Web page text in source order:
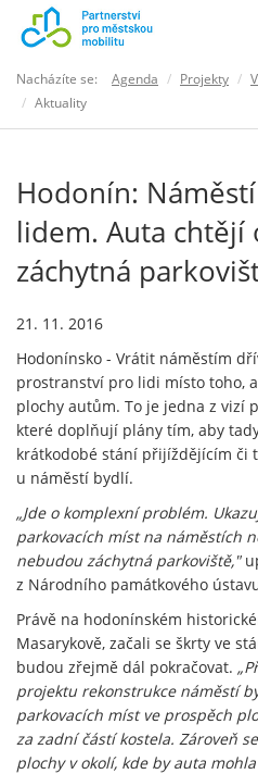
Nacházíte se: Agenda Projekty
Aktuality
Hodonín:
lidem. Auta chtějí
záchytná
21. 11. 2016
Hodonínsko - Vrátit náměstím
prostranství pro lidi místo toho,
plochy autům. To je jedna z vizí
které doplňují plány tím, aby
krátkodobé stání přijíždějícím či
u náměstí bydlí.
„Jde o komplexní problém.
parkovacích míst na náměstích
nebudou záchytná parkoviště,"
z Národního památkového
Právě na hodonínském
Masarykově, začali se škrty ve
budou zřejmě dál pokračovat.
projektu rekonstrukce náměstí
parkovacích míst ve prospěch
za zadní částí kostela. Zároveň
plochy v okolí, kde by auta